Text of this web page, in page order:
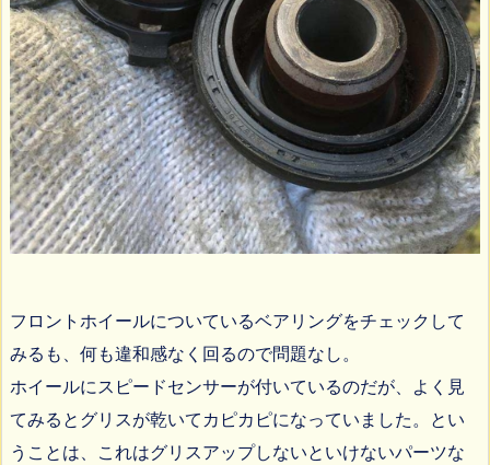
フロントホイールについているベアリングをチェックして
みるも、何も違和感なく回るので問題なし。
ホイールにスピードセンサーが付いているのだが、よく見
てみるとグリスが乾いてカピカピになっていました。とい
うことは、これはグリスアップしないといけないパーツな